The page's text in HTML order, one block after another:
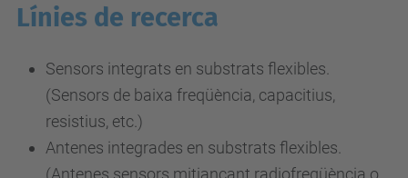
Línies de recerca
Sensors integrats en substrats flexibles.
(Sensors de baixa freqüència, capacitius,
resistius, etc.)
Antenes integrades en substrats flexibles.
(Antenes sensors mitjançant radiofreqüència o